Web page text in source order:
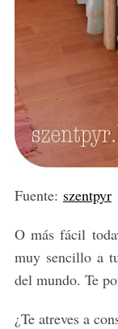
Fuente: szentpyr
O más fácil
muy sencillo a
del mundo. Te
¿Te atreves a